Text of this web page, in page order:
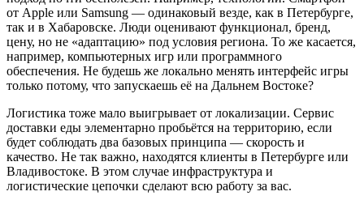
от Apple или Samsung — одинаковый везде, как в Петербурге,
так и в Хабаровске. Люди оценивают функционал, бренд,
цену, но не «адаптацию» под условия региона. То же касается,
например, компьютерных игр или программного
обеспечения. Не будешь же локально менять интерфейс игры
только потому, что запускаешь её на Дальнем Востоке?
Логистика тоже мало выигрывает от локализации. Сервис
доставки еды элементарно пробьётся на территорию, если
будет соблюдать два базовых принципа — скорость и
качество. Не так важно, находятся клиенты в Петербурге или
Владивостоке. В этом случае инфраструктура и
логистические цепочки сделают всю работу за вас.